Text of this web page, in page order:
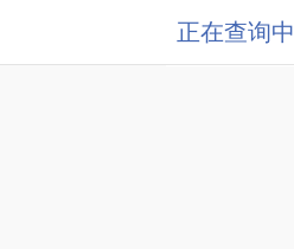
正在查询中